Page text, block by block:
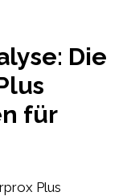
Die
für
Plus